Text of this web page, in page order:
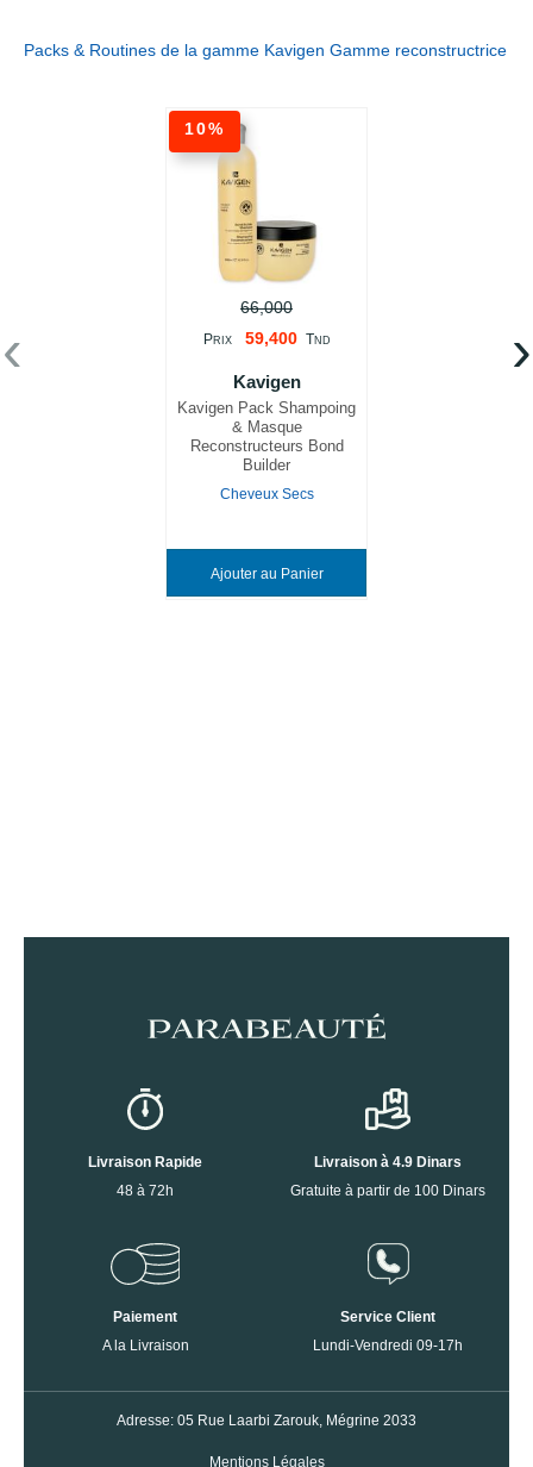
Packs & Routines de la gamme Kavigen Gamme reconstructrice
10%
66,000
PRIX 59,400 TND
Kavigen
Kavigen Pack Shampoing
& Masque
Reconstructeurs Bond
Builder
Cheveux Secs
Ajouter au Panier
‹ ›
Livraison Rapide
48 à 72h
Livraison à 4.9 Dinars
Gratuite à partir de 100 Dinars
Paiement
A la Livraison
Service Client
Lundi-Vendredi 09-17h
Adresse: 05 Rue Laarbi Zarouk, Mégrine 2033
Mentions Légales